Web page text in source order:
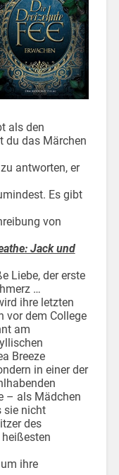
als den
du das Märchen
antworten, er
Es gibt
von
Jack und
Liebe, der erste
…
ihre letzten
vor dem College
am
Breeze
in einer der
– als Mädchen
sie nicht
des
ihre